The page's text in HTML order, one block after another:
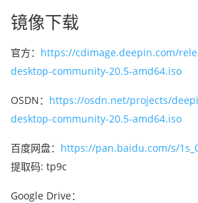
镜像下载
官方： https://cdimage.deepin.com/
desktop-community-20.5-amd64.iso
OSDN： https://osdn.net/projects/
desktop-community-20.5-amd64.iso
百度网盘： https://pan.baidu.com/s/
提取码: tp9c
Google Drive：